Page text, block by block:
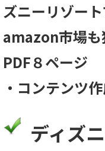
ズニーリゾー
amazon市場も
PDF８ページ
・コンテンツ
ディズ